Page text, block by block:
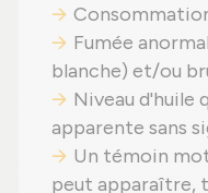
Fumée
blanche) et/ou
Niveau d'huile
apparente sans
Un témoin
peut apparaître,